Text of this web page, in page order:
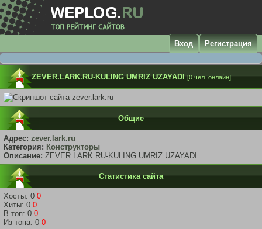
Вход Регистрация
ZEVER.LARK.RU-KULING UMRIZ UZAYADI [0 чел. онлайн]
Общие
Адрес: zever.lark.ru
Категория: Конструкторы
Описание: ZEVER.LARK.RU-KULING UMRIZ UZAYADI
Статистика сайта
Хосты: 0 0
Хиты: 0 0
В топ: 0 0
Из топа: 0 0